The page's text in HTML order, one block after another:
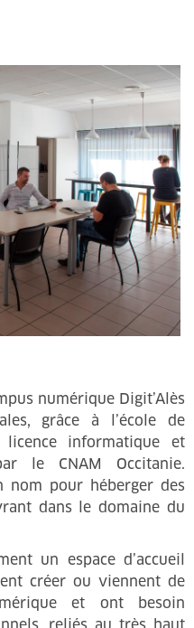
numérique Digit’Alès
grâce à l’école de
informatique et
le CNAM Occitanie.
nom pour héberger des
dans le domaine du
un espace d’accueil
créer ou viennent de
et ont besoin